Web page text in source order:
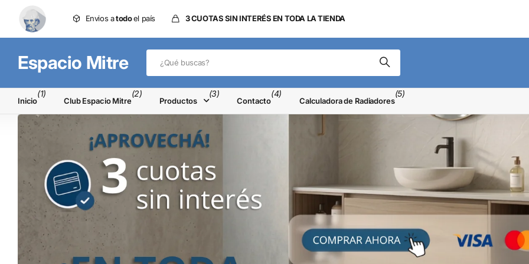
Envios atodoel país 3 CUOTAS SIN INTERÉS EN TODA LA TIENDA
Espacio Mitre
Inicio
(1)
Club Espacio Mitre
(2)
Productos
(3)
Contacto
(4)
Calculadora de Radiadores
(5)